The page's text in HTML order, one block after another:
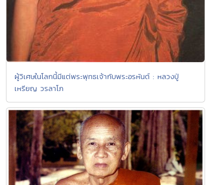
ผู้วิเศษในโลกนี้มีแต่พระพุทธเจ้ากับพระอรหันต์ : หลวงปู่
เหรียญ วรลาโภ